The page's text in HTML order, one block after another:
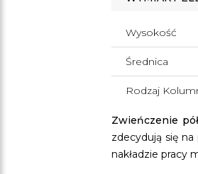
Wysokość
Średnica
Rodzaj
Zwieńczenie
zdecydują się
nakładzie pracy